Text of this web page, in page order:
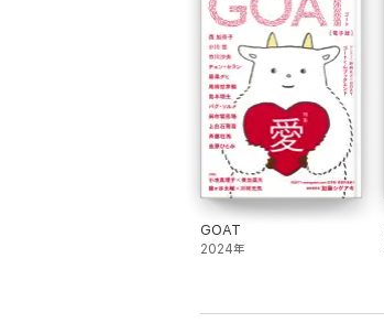
壜の中のメッセージ
パーク・アベニューの孤独
星とレゲエの島
ママ・アフリカ
── オートバイ小説 ──
ライダーズ・ハイ
GOAT
2024年